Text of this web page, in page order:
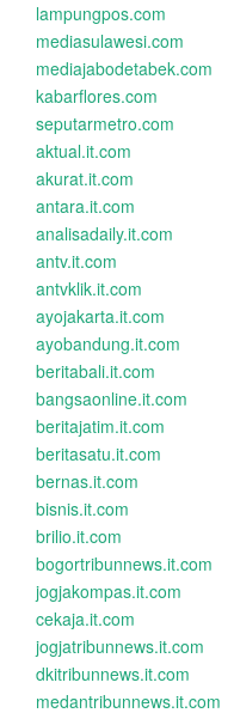
lampungpos.com
mediasulawesi.com
mediajabodetabek.com
kabarflores.com
seputarmetro.com
aktual.it.com
akurat.it.com
antara.it.com
analisadaily.it.com
antv.it.com
antvklik.it.com
ayojakarta.it.com
ayobandung.it.com
beritabali.it.com
bangsaonline.it.com
beritajatim.it.com
beritasatu.it.com
bernas.it.com
bisnis.it.com
brilio.it.com
bogortribunnews.it.com
jogjakompas.it.com
cekaja.it.com
jogjatribunnews.it.com
dkitribunnews.it.com
medantribunnews.it.com